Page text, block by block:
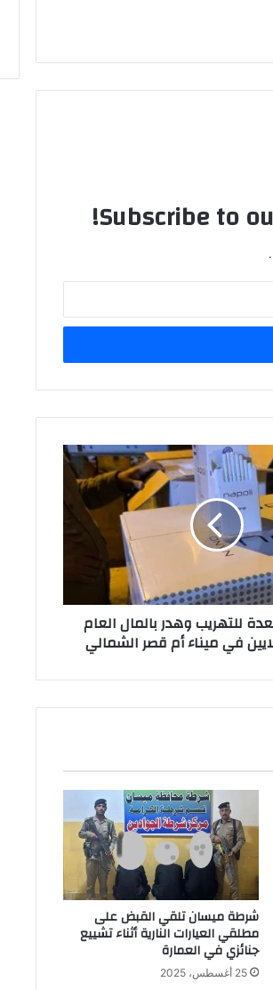
Subscribe to
للتهريب وهدر بالمال العام
في ميناء أم قصر الشمالي
شرطة ميسان تلقي القبض على
مطلقي العيارات النارية أثناء تشييع
جنائزي في العمارة
25 أغسطس، 2025